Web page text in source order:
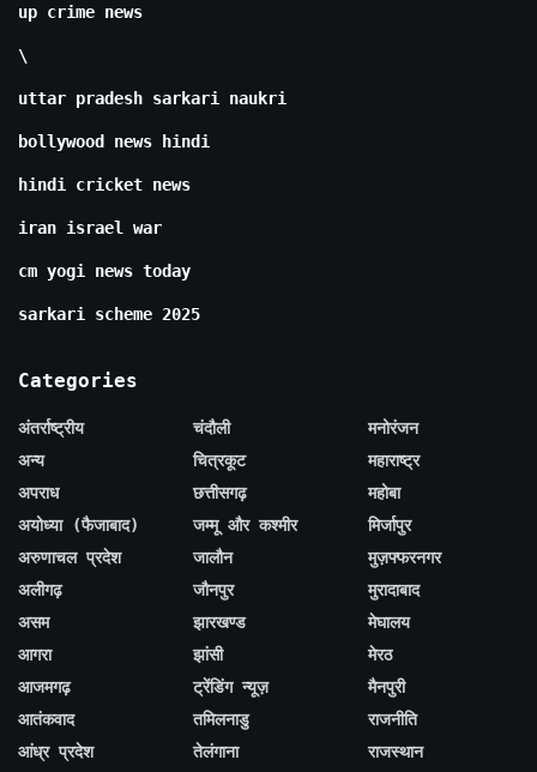
up crime news
\
uttar pradesh sarkari naukri
bollywood news hindi
hindi cricket news
iran israel war
cm yogi news today
sarkari scheme 2025
Categories
अंतर्राष्ट्रीय
अन्य
अपराध
अयोध्या (फैजाबाद)
अरुणाचल प्रदेश
अलीगढ़
असम
आगरा
आजमगढ़
आतंकवाद
आंध्र प्रदेश
चंदौली
चित्रकूट
छत्तीसगढ़
जम्मू और कश्मीर
जालौन
जौनपुर
झारखण्ड
झांसी
ट्रेंडिंग न्यूज़
तमिलनाडु
तेलंगाना
मनोरंजन
महाराष्ट्र
महोबा
मिर्जापुर
मुज़फ्फरनगर
मुरादाबाद
मेघालय
मेरठ
मैनपुरी
राजनीति
राजस्थान